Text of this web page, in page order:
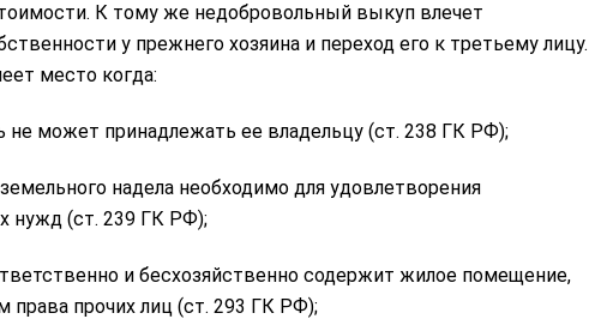
К тому же недобровольный выкуп влечет
у прежнего хозяина и переход его к третьему лицу.
место когда:
может принадлежать ее владельцу (ст. 238 ГК РФ);
надела необходимо для удовлетворения
нужд (ст. 239 ГК РФ);
и бесхозяйственно содержит жилое помещение,
права прочих лиц (ст. 293 ГК РФ);